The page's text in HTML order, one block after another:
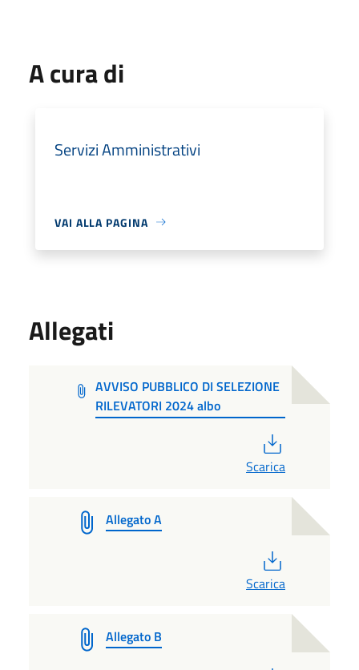
A cura di
Servizi Amministrativi
VAI ALLA PAGINA
Allegati
AVVISO PUBBLICO DI SELEZIONE
RILEVATORI 2024 albo
Scarica
Allegato A
Scarica
Allegato B